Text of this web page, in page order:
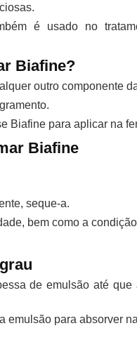
é usado no
Biafine?
outro componente
Biafine para aplicar na
Biafine
seque-a.
bem como a
de emulsão até
emulsão para absorver